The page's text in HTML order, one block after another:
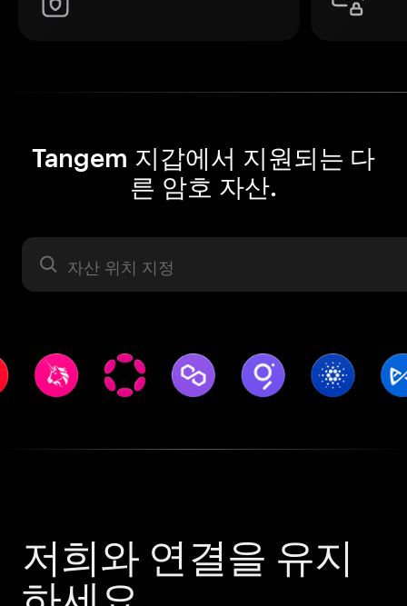
Tangem 지갑에서 지원되는 다
른 암호 자산.
자산 라벨
저희와 연결을 유지